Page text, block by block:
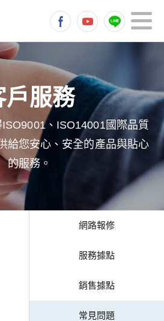
、ISO14001國際品質
給您安心、安全的產品與貼心
的服務。
網路報修
服務據點
銷售據點
常見問題